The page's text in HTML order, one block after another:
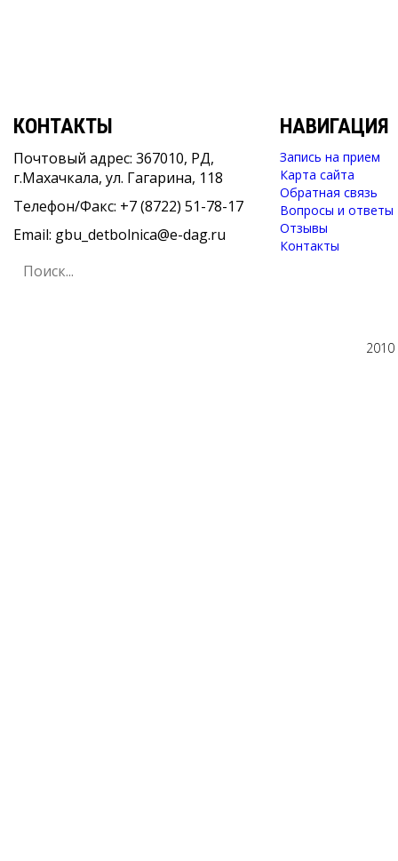
КОНТАКТЫ
Почтовый адрес: 367010, РД,
г.Махачкала, ул. Гагарина, 118
Телефон/Факс: +7 (8722) 51-78-17
Email: gbu_detbolnica@e-dag.ru
НАВИГАЦИЯ
Запись на прием
Карта сайта
Обратная связь
Вопросы и ответы
Отзывы
Контакты